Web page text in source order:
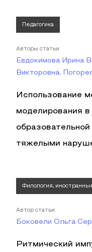
Педагогика
Авторы статьи
Евдокимова Ирина
Викторовна,
Использование
моделирования в
тяжелыми
Филология,
Автор статьи
Боковели Ольга
Ритмический